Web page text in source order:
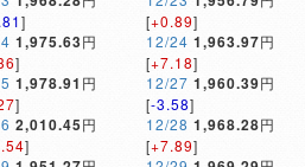
]
1,975.63円
]
1,978.91 円
]
2,010.45円
]
[+0.89]
12/24 1,963.97円
[+7.18]
12/27 1,960.39円
[-3.58]
12/28 1,968.28円
[+7.89]